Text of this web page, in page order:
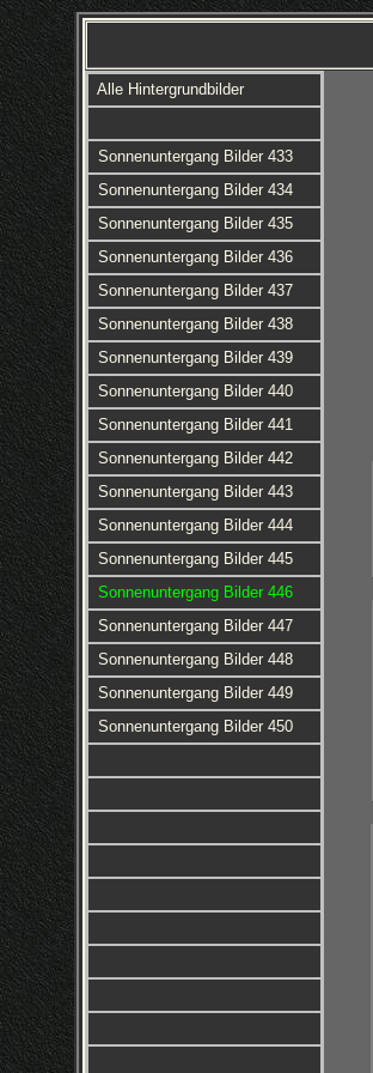
Alle Hintergrundbilder
Sonnenuntergang Bilder 433
Sonnenuntergang Bilder 434
Sonnenuntergang Bilder 435
Sonnenuntergang Bilder 436
Sonnenuntergang Bilder 437
Sonnenuntergang Bilder 438
Sonnenuntergang Bilder 439
Sonnenuntergang Bilder 440
Sonnenuntergang Bilder 441
Sonnenuntergang Bilder 442
Sonnenuntergang Bilder 443
Sonnenuntergang Bilder 444
Sonnenuntergang Bilder 445
Sonnenuntergang Bilder 446
Sonnenuntergang Bilder 447
Sonnenuntergang Bilder 448
Sonnenuntergang Bilder 449
Sonnenuntergang Bilder 450